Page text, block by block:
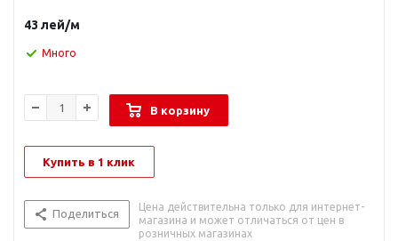
43 лей/м
Много
В корзину
Купить в 1 клик
Поделиться
Цена действительна только для интернет-
магазина и может отличаться от цен в
розничных магазинах